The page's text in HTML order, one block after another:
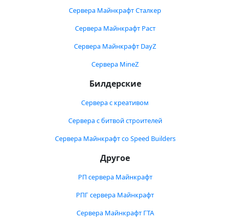
Сервера Майнкрафт Сталкер
Сервера Майнкрафт Раст
Сервера Майнкрафт DayZ
Сервера MineZ
Билдерские
Сервера с креативом
Сервера с битвой строителей
Сервера Майнкрафт со Speed Builders
Другое
РП сервера Майнкрафт
РПГ сервера Майнкрафт
Сервера Майнкрафт ГТА